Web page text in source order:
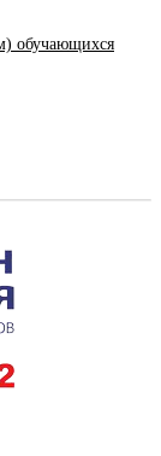
обучающихся